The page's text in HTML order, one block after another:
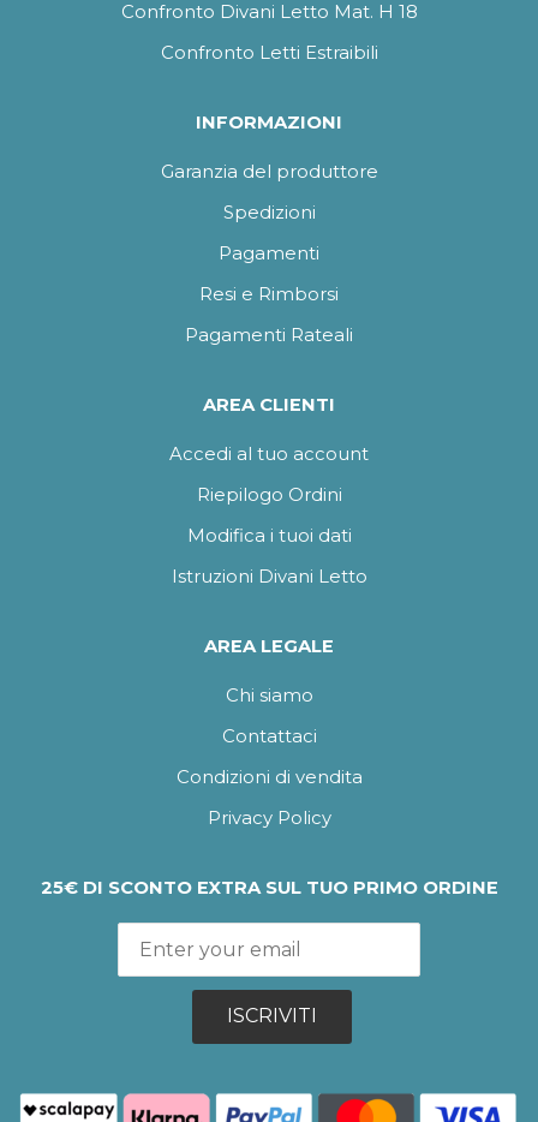
Confronto Divani Letto Mat. H 18
Confronto Letti Estraibili
INFORMAZIONI
Garanzia del produttore
Spedizioni
Pagamenti
Resi e Rimborsi
Pagamenti Rateali
AREA CLIENTI
Accedi al tuo account
Riepilogo Ordini
Modifica i tuoi dati
Istruzioni Divani Letto
AREA LEGALE
Chi siamo
Contattaci
Condizioni di vendita
Privacy Policy
25€ DI SCONTO EXTRA SUL TUO PRIMO ORDINE
ISCRIVITI